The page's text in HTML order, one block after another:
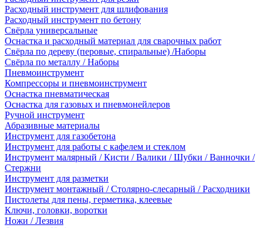
Расходный инструмент для шлифования
Расходный инструмент по бетону
Свёрла универсальные
Оснастка и расходный материал для сварочных работ
Свёрла по дереву (перовые, спиральные) /Наборы
Свёрла по металлу / Наборы
Пневмоинструмент
Компрессоры и пневмоинструмент
Оснастка пневматическая
Оснастка для газовых и пневмонейлеров
Ручной инструмент
Абразивные материалы
Инструмент для газобетона
Инструмент для работы с кафелем и стеклом
Инструмент малярный / Кисти / Валики / Шубки / Ванночки /
Стержни
Инструмент для разметки
Инструмент монтажный / Столярно-слесарный / Расходники
Пистолеты для пены, герметика, клеевые
Ключи, головки, воротки
Ножи / Лезвия